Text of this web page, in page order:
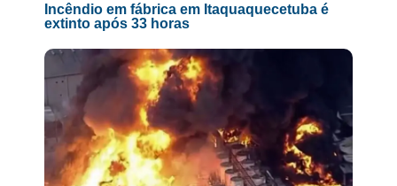
Incêndio em fábrica em Itaquaquecetuba é
extinto após 33 horas